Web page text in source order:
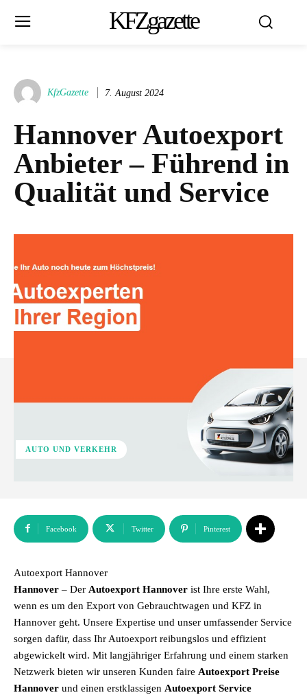
KFZgazette
KfzGazette 7. August 2024
Hannover Autoexport
Anbieter – Führend in
Qualität und Service
AUTO UND VERKEHR
Facebook Twitter Pinterest
Autoexport Hannover
Hannover – Der Autoexport Hannover ist Ihre erste Wahl,
wenn es um den Export von Gebrauchtwagen und KFZ in
Hannover geht. Unsere Expertise und unser umfassender Service
sorgen dafür, dass Ihr Autoexport reibungslos und effizient
abgewickelt wird. Mit langjähriger Erfahrung und einem starken
Netzwerk bieten wir unseren Kunden faire Autoexport Preise
Hannover und einen erstklassigen Autoexport Service